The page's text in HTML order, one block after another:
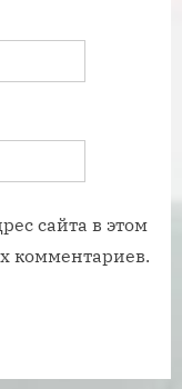
сайта в этом
комментариев.